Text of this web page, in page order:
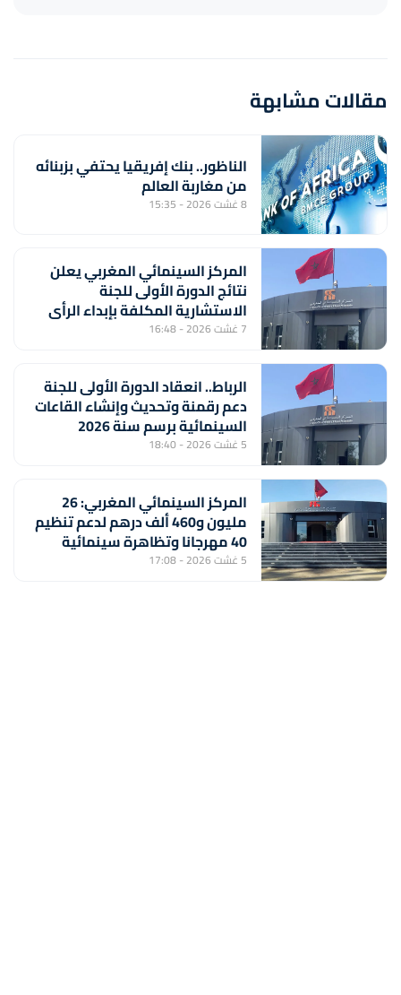
مقالات مشابهة
الناظور.. بنك إفريقيا يحتفي بزبنائه
من مغاربة العالم
8 غشت 2026 - 15:35
المركز السينمائي المغربي يعلن
نتائج الدورة الأولى للجنة
الاستشارية المكلفة بإبداء الرأي
بشأن تسليم بطاقة المهني
7 غشت 2026 - 16:48
الرباط.. انعقاد الدورة الأولى للجنة
دعم رقمنة وتحديث وإنشاء القاعات
السينمائية برسم سنة 2026
5 غشت 2026 - 18:40
المركز السينمائي المغربي: 26
مليون و460 ألف درهم لدعم تنظيم
40 مهرجانا وتظاهرة سينمائية
5 غشت 2026 - 17:08